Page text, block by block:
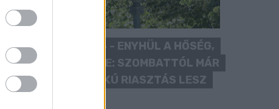
KÁNIKULA 2026 - ENYHÜL A HŐSÉG,
DE MÉG NINCS VÉGE: SZOMBATTÓL MÁR
“CSAK” MÁSODFOKÚ RIASZTÁS LESZ